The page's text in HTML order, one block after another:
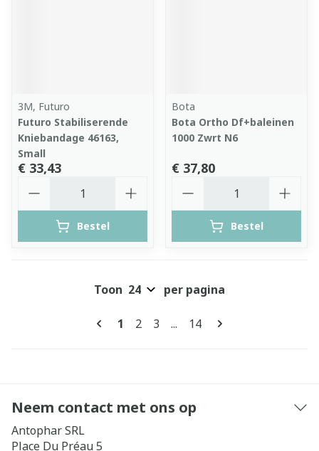
3M, Futuro
Futuro Stabiliserende
Kniebandage 46163,
Small
€ 33,43
Bestel
Bota
Bota Ortho Df+baleinen
1000 Zwrt N6
€ 37,80
Bestel
Pagina's
U lees momenteel pagina
1 Pagina
2 Pagina
3 ... Pagina
14
Toon per pagina
Neem contact met ons op
Antophar SRL
Place Du Préau 5